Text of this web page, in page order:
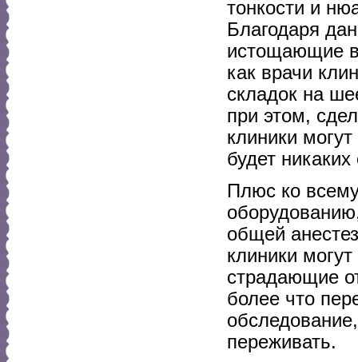
тонкости и
Благодаря
истощающие
как врачи
складок на
при этом,
клиники
будет
Плюс ко
общей
клиники
страдающие
более что
переживать.